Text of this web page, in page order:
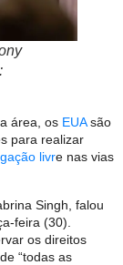
área, os EUAsão
para realizar
livre nas vias
Singh, falou
feira (30).
os direitos
“todas as